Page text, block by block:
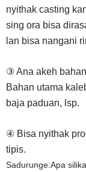
nyithak casting
sing ora bisa
lan bisa nangani
③ Ana akeh
Bahan utama
baja paduan, lsp.
④ Bisa nyithak
tipis.
Sadurunge:Apa